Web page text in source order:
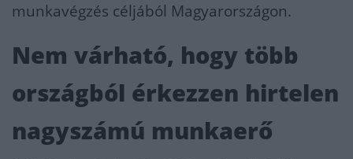
munkavégzés céljából Magyarországon.
Nem várható, hogy több
országból érkezzen hirtelen
nagyszámú munkaerő